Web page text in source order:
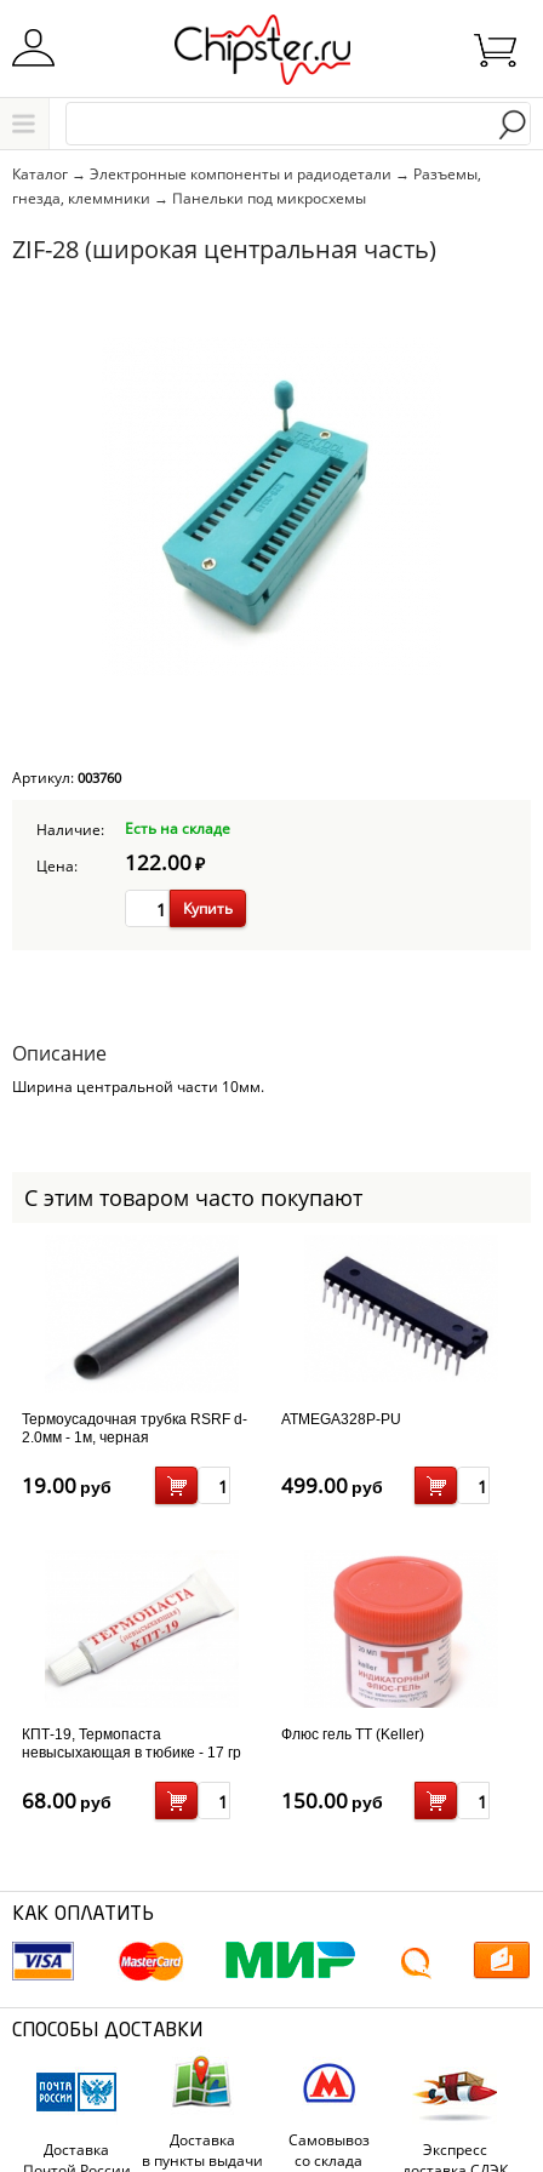
Начните водить название города..
Выбрать
Каталог → Электронные компоненты и радиодетали → Разъемы,
гнезда, клеммники → Панельки под микросхемы
ZIF-28 (широкая центральная часть)
Артикул: 003760
Наличие:
Есть на складе
Цена:
122.00₽
Купить
Описание
Ширина центральной части 10мм.
С этим товаром часто покупают
Термоусадочная трубка RSRF d-
2.0мм - 1м, черная
19.00 руб
ATMEGA328P-PU
499.00 руб
КПТ-19, Термопаста
невысыхающая в тюбике - 17 гр
68.00 руб
Флюс гель TT (Keller)
150.00 руб
КАК ОПЛАТИТЬ
СПОСОБЫ ДОСТАВКИ
Доставка
Доставка
в пункты выдачи
Самовывоз
со склада
Экспресс